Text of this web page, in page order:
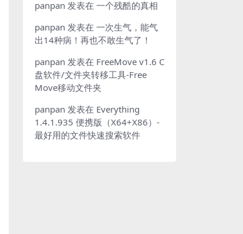
panpan 发表在 一个残酷的真相
panpan 发表在 一次生气，能气
出14种病！再也不敢生气了！
panpan 发表在 FreeMove v1.6 C
盘软件/文件夹转移工具-Free
Move移动文件夹
panpan 发表在 Everything
1.4.1.935 便携版（X64+X86）-
最好用的文件快速搜索软件